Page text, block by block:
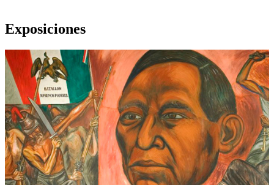
Exposiciones